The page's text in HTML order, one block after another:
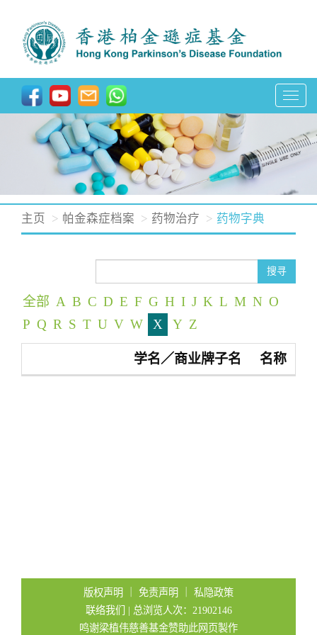
T
o
g
g
e
a
i
主页 帕金森症档案 药物治疗 药物字典
搜寻
全部 A B C D E F G H I J K L M N O
P Q R S T U V W X Y Z
学名／商业牌子名 名称
版权声明 免责声明
私隐政策
联络我们
| 总浏览人次：21902146
鸣谢梁植伟慈善基金赞助此网页製作